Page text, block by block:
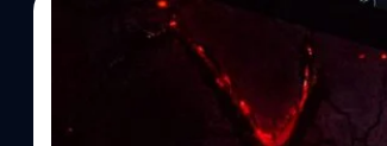
รัตนาภรณ์ ศรีนวลจันทร์ | 39 days ago